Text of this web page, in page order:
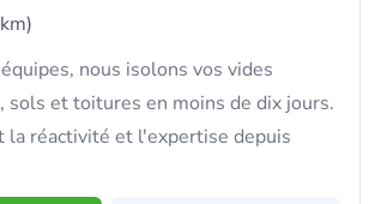
nous isolons vos vides
sols et toitures en moins de dix jours.
la réactivité et l'expertise depuis